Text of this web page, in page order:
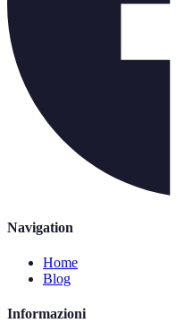
Navigation
Home
Blog
Informazioni